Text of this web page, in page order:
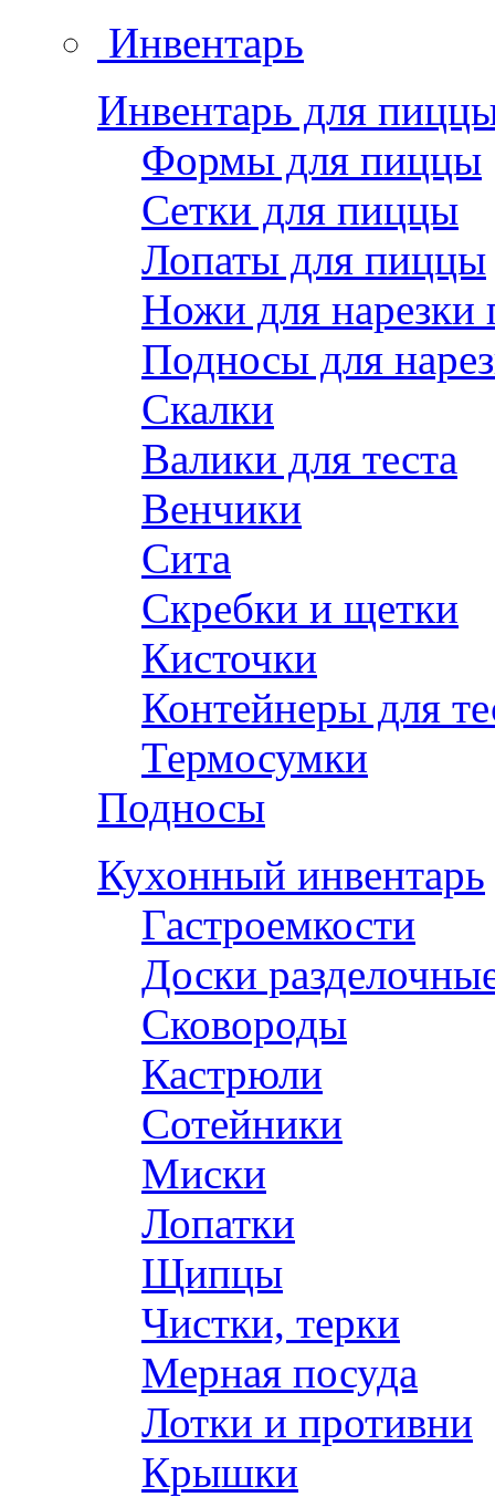
Инвентарь
Инвентарь для
Формы для пиццы
Сетки для пиццы
Лопаты для пиццы
Ножи для нарезки
Подносы для
Скалки
Валики для теста
Венчики
Сита
Скребки и щетки
Кисточки
Контейнеры для
Термосумки
Подносы
Кухонный инвентарь
Гастроемкости
Доски
Сковороды
Кастрюли
Сотейники
Миски
Лопатки
Щипцы
Чистки, терки
Мерная посуда
Лотки и противни
Крышки